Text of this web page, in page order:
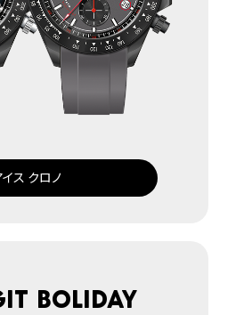
イス クロノ
boliday